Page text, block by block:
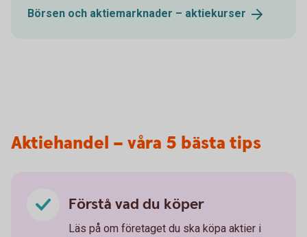
Börsen och aktiemarknader – aktiekurser
Aktiehandel – våra 5 bästa tips
Förstå vad du köper
Läs på om företaget du ska köpa aktier i